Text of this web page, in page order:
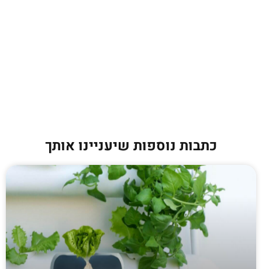
כתבות נוספות שיעניינו אותך